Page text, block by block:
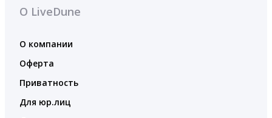
О LiveDune
О компании
Оферта
Приватность
Для юр.лиц